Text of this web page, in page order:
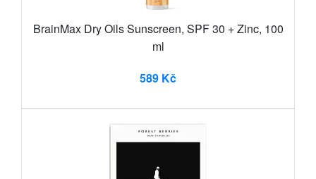
BrainMax Dry Oils Sunscreen, SPF 30 + Zinc, 100
ml
589 Kč